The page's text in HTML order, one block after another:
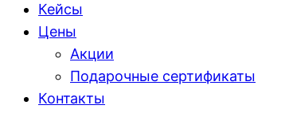
Кейсы
Цены
Акции
Подарочные сертификаты
Контакты